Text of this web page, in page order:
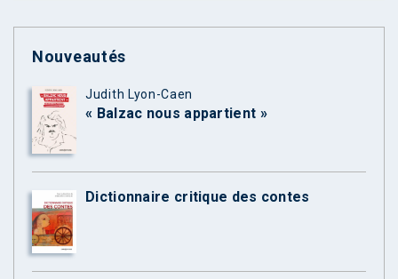
Nouveautés
Judith Lyon-Caen
« Balzac nous appartient »
Dictionnaire critique des contes